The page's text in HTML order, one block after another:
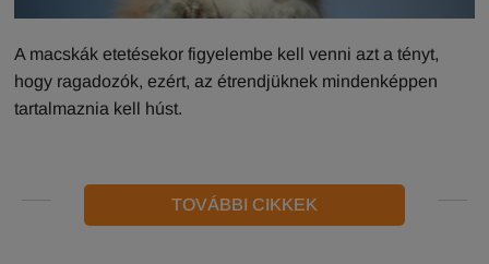
A macskák etetésekor figyelembe kell venni azt a tényt,
hogy ragadozók, ezért, az étrendjüknek mindenképpen
tartalmaznia kell húst.
TOVÁBBI CIKKEK